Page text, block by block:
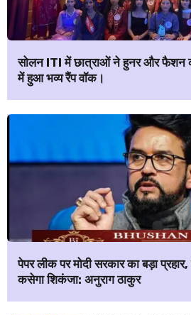
सोलन ITI में छात्राओं ने हुनर और फैशन
में हुआ भव्य रैंप वॉक।
पेपर लीक पर मोदी सरकार का बड़ा प्रहार,
कसेगा शिकंजा: अनुराग ठाकुर